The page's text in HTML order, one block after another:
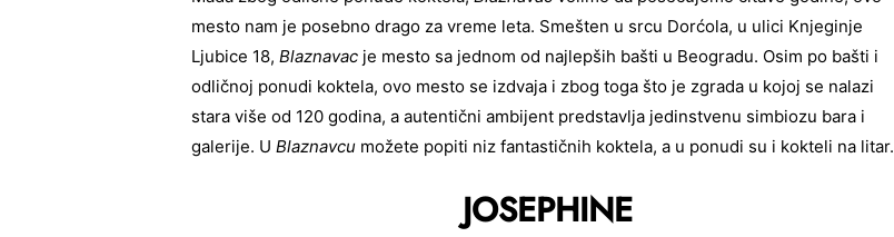
mesto nam je posebno drago za vreme leta. Smešten u srcu Dorćola, u ulici Knjeginje
Ljubice 18,Blaznavac je mesto sa jednom od najlepših bašti u Beogradu. Osim po bašti i
odličnoj ponudi koktela, ovo mesto se izdvaja i zbog toga što je zgrada u kojoj se nalazi
stara više od 120 godina, a autentični ambijent predstavlja jedinstvenu simbiozu bara i
galerije. UBlaznavcu možete popiti niz fantastičnih koktela, a u ponudi su i kokteli na litar.
JOSEPHINE